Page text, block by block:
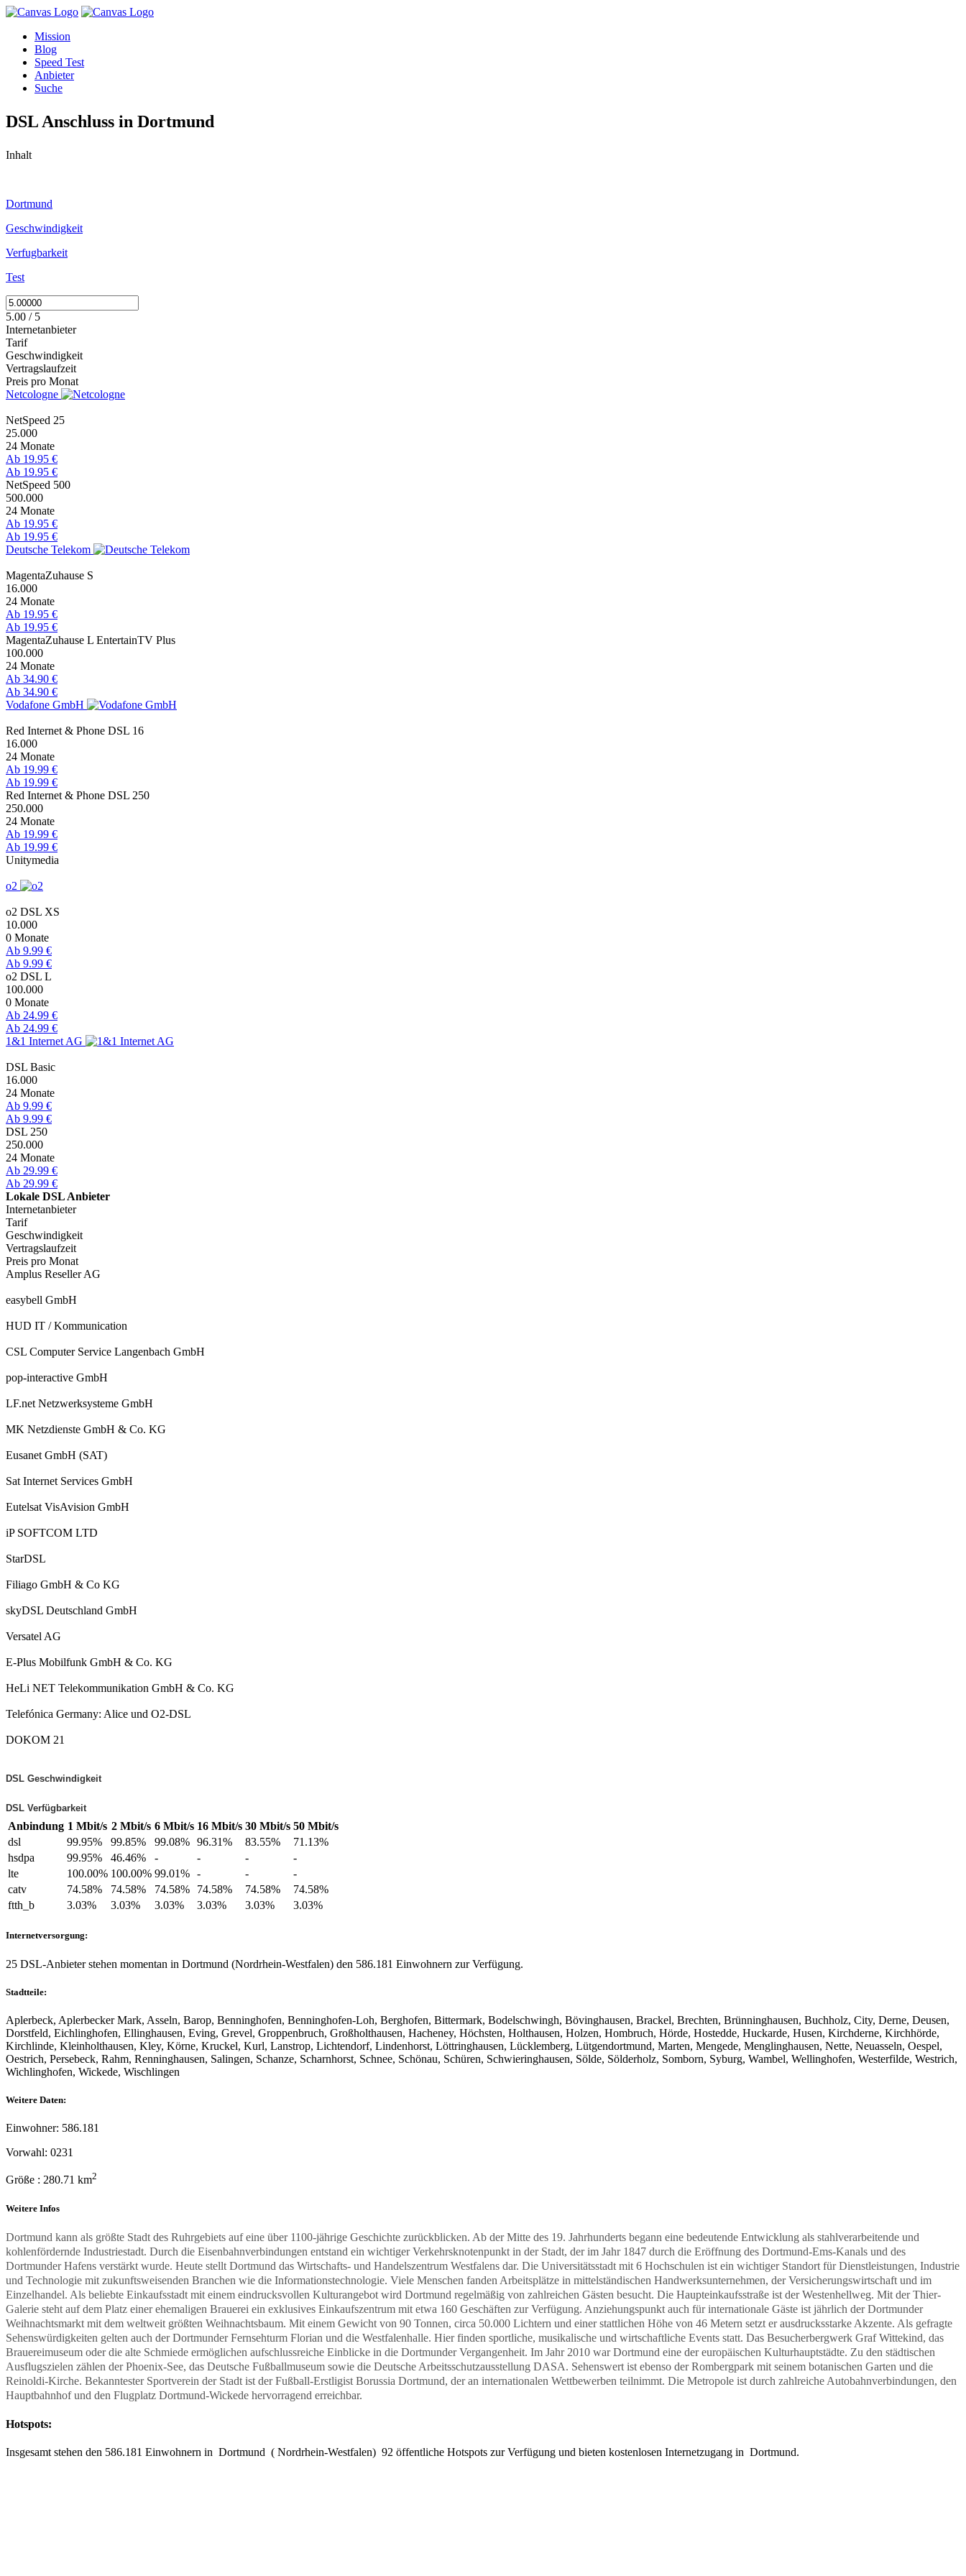
Mission
Blog
Speed Test
Anbieter
Suche
DSL Anschluss in Dortmund
Inhalt
Dortmund
Geschwindigkeit
Verfugbarkeit
Test
5.00 / 5
Internetanbieter
Tarif
Geschwindigkeit
Vertragslaufzeit
Preis pro Monat
Netcologne
NetSpeed 25
25.000
24 Monate
Ab 19.95 €
Ab 19.95 €
NetSpeed 500
500.000
24 Monate
Ab 19.95 €
Ab 19.95 €
Deutsche Telekom
MagentaZuhause S
16.000
24 Monate
Ab 19.95 €
Ab 19.95 €
MagentaZuhause L EntertainTV Plus
100.000
24 Monate
Ab 34.90 €
Ab 34.90 €
Vodafone GmbH
Red Internet & Phone DSL 16
16.000
24 Monate
Ab 19.99 €
Ab 19.99 €
Red Internet & Phone DSL 250
250.000
24 Monate
Ab 19.99 €
Ab 19.99 €
Unitymedia
o2
o2 DSL XS
10.000
0 Monate
Ab 9.99 €
Ab 9.99 €
o2 DSL L
100.000
0 Monate
Ab 24.99 €
Ab 24.99 €
1&1 Internet AG
DSL Basic
16.000
24 Monate
Ab 9.99 €
Ab 9.99 €
DSL 250
250.000
24 Monate
Ab 29.99 €
Ab 29.99 €
Lokale DSL Anbieter
Internetanbieter
Tarif
Geschwindigkeit
Vertragslaufzeit
Preis pro Monat
Amplus Reseller AG
easybell GmbH
HUD IT / Kommunication
CSL Computer Service Langenbach GmbH
pop-interactive GmbH
LF.net Netzwerksysteme GmbH
MK Netzdienste GmbH & Co. KG
Eusanet GmbH (SAT)
Sat Internet Services GmbH
Eutelsat VisAvision GmbH
iP SOFTCOM LTD
StarDSL
Filiago GmbH & Co KG
skyDSL Deutschland GmbH
Versatel AG
E-Plus Mobilfunk GmbH & Co. KG
HeLi NET Telekommunikation GmbH & Co. KG
Telefónica Germany: Alice und O2-DSL
DOKOM 21
DSL Geschwindigkeit
DSL Verfügbarkeit
Anbindung 1 Mbit/s 2 Mbit/s 6 Mbit/s 16 Mbit/s 30 Mbit/s 50 Mbit/s
dsl
99.95% 99.85% 99.08% 96.31% 83.55%
71.13%
hsdpa
99.95% 46.46% - - -
-
lte
100.00% 100.00% 99.01% - -
-
catv
74.58% 74.58% 74.58% 74.58% 74.58%
74.58%
ftth_b
3.03% 3.03% 3.03% 3.03% 3.03% 3.03%
Internetversorgung:
25 DSL-Anbieter stehen momentan in Dortmund (Nordrhein-Westfalen) den 586.181 Einwohnern zur Verfügung.
Stadtteile:
Aplerbeck, Aplerbecker Mark, Asseln, Barop, Benninghofen, Benninghofen-Loh, Berghofen, Bittermark, Bodelschwingh, Bövinghausen, Brackel, Brechten, Brünninghausen, Buchholz, City, Derne, Deusen,
Dorstfeld, Eichlinghofen, Ellinghausen, Eving, Grevel, Groppenbruch, Großholthausen, Hacheney, Höchsten, Holthausen, Holzen, Hombruch, Hörde, Hostedde, Huckarde, Husen, Kirchderne, Kirchhörde,
Kirchlinde, Kleinholthausen, Kley, Körne, Kruckel, Kurl, Lanstrop, Lichtendorf, Lindenhorst, Löttringhausen, Lücklemberg, Lütgendortmund, Marten, Mengede, Menglinghausen, Nette, Neuasseln, Oespel,
Oestrich, Persebeck, Rahm, Renninghausen, Salingen, Schanze, Scharnhorst, Schnee, Schönau, Schüren, Schwieringhausen, Sölde, Sölderholz, Somborn, Syburg, Wambel, Wellinghofen, Westerfilde, Westrich,
Wichlinghofen, Wickede, Wischlingen
Weitere Daten:
Einwohner: 586.181
Vorwahl: 0231
Größe : 280.71 km2
Weitere Infos
Dortmund kann als größte Stadt des Ruhrgebiets auf eine über 1100-jährige Geschichte zurückblicken. Ab der Mitte des 19. Jahrhunderts begann eine bedeutende Entwicklung als stahlverarbeitende und
kohlenfördernde Industriestadt. Durch die Eisenbahnverbindungen entstand ein wichtiger Verkehrsknotenpunkt in der Stadt, der im Jahr 1847 durch die Eröffnung des Dortmund-Ems-Kanals und des
Dortmunder Hafens verstärkt wurde. Heute stellt Dortmund das Wirtschafts- und Handelszentrum Westfalens dar. Die Universitätsstadt mit 6 Hochschulen ist ein wichtiger Standort für Dienstleistungen, Industrie
und Technologie mit zukunftsweisenden Branchen wie die Informationstechnologie. Viele Menschen fanden Arbeitsplätze in mittelständischen Handwerksunternehmen, der Versicherungswirtschaft und im
Einzelhandel. Als beliebte Einkaufsstadt mit einem eindrucksvollen Kulturangebot wird Dortmund regelmäßig von zahlreichen Gästen besucht. Die Haupteinkaufsstraße ist der Westenhellweg. Mit der Thier-
Galerie steht auf dem Platz einer ehemaligen Brauerei ein exklusives Einkaufszentrum mit etwa 160 Geschäften zur Verfügung. Anziehungspunkt auch für internationale Gäste ist jährlich der Dortmunder
Weihnachtsmarkt mit dem weltweit größten Weihnachtsbaum. Mit einem Gewicht von 90 Tonnen, circa 50.000 Lichtern und einer stattlichen Höhe von 46 Metern setzt er ausdrucksstarke Akzente. Als gefragte
Sehenswürdigkeiten gelten auch der Dortmunder Fernsehturm Florian und die Westfalenhalle. Hier finden sportliche, musikalische und wirtschaftliche Events statt. Das Besucherbergwerk Graf Wittekind, das
Brauereimuseum oder die alte Schmiede ermöglichen aufschlussreiche Einblicke in die Dortmunder Vergangenheit. Im Jahr 2010 war Dortmund eine der europäischen Kulturhauptstädte. Zu den städtischen
Ausflugszielen zählen der Phoenix-See, das Deutsche Fußballmuseum sowie die Deutsche Arbeitsschutzausstellung DASA. Sehenswert ist ebenso der Rombergpark mit seinem botanischen Garten und die
Reinoldi-Kirche. Bekanntester Sportverein der Stadt ist der Fußball-Erstligist Borussia Dortmund, der an internationalen Wettbewerben teilnimmt. Die Metropole ist durch zahlreiche Autobahnverbindungen, den
Hauptbahnhof und den Flugplatz Dortmund-Wickede hervorragend erreichbar.
Hotspots:
Insgesamt stehen den 586.181 Einwohnern in Dortmund ( Nordrhein-Westfalen) 92 öffentliche Hotspots zur Verfügung und bieten kostenlosen Internetzugang in Dortmund.